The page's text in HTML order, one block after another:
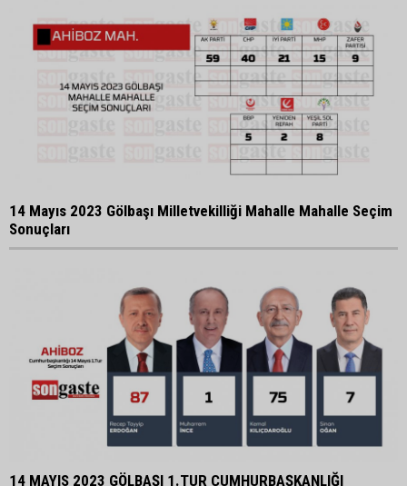
14 Mayıs 2023 Gölbaşı Milletvekilliği Mahalle Mahalle Seçim
Sonuçları
14 MAYIS 2023 GÖLBAŞI 1.TUR CUMHURBAŞKANLIĞI